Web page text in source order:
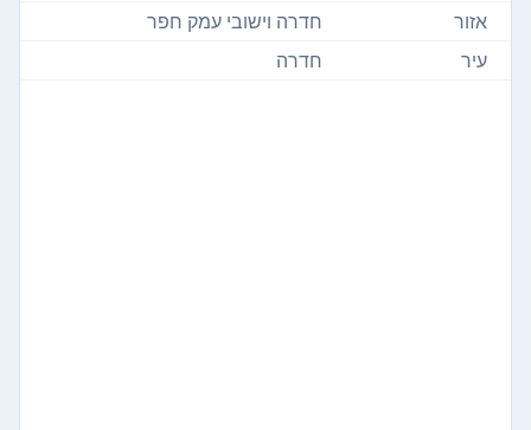
אזור
חדרה וישובי עמק חפר
עיר
חדרה